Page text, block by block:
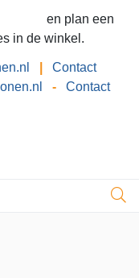
en plan een
in de winkel.
Contact
- Contact